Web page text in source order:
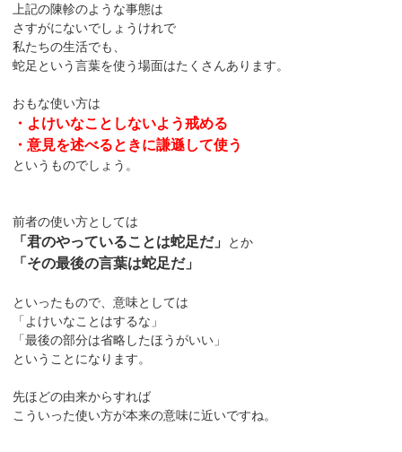
上記の陳軫のような事態は
さすがにないでしょうけれで
私たちの生活でも、
蛇足という言葉を使う場面はたくさんあります。
おもな使い方は
・よけいなことしないよう戒める
・意見を述べるときに謙遜して使う
というものでしょう。
前者の使い方としては
「君のやっていることは蛇足だ」 とか
「その最後の言葉は蛇足だ」
といったもので、意味としては
「よけいなことはするな」
「最後の部分は省略したほうがいい」
ということになります。
先ほどの由来からすれば
こういった使い方が本来の意味に近いですね。